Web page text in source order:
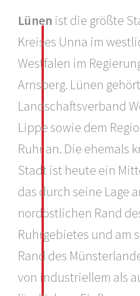
Lünen ist die größte
Kreises Unna im
Westfalen im
Arnsberg. Lünen
Landschaftsverband
Lippe sowie dem
Ruhr an. Die ehemals
Stadt ist heute ein
das durch seine Lage
nordöstlichen Rand
Ruhrgebietes und am
Rand des
von industriellem als